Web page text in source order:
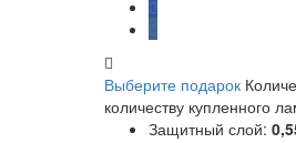
Выберите подарок
количеству купленного
Защитный слой: